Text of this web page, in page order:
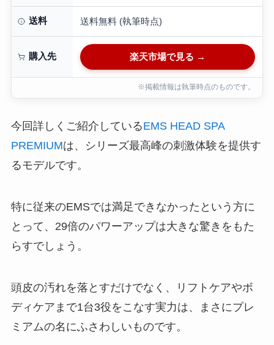
送料 送料無料 (執筆時点)
購入先 楽天市場で見る →
※掲載情報は執筆時点のものです。
今回詳しくご紹介しているEMS HEAD SPA
PREMIUMは、シリーズ最高峰の刺激体験を提供す
るモデルです。
特に従来のEMSでは満足できなかったという方に
とって、29倍のパワーアップは大きな驚きをもた
らすでしょう。
頭皮の汚れを落とすだけでなく、リフトケアやボ
ディケアまで1台3役をこなす実力は、まさにプレ
ミアムの名にふさわしいものです。